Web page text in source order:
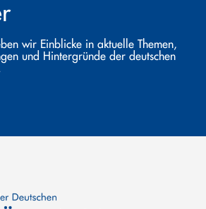
wir Einblicke in aktuelle Themen,
und Hintergründe der deutschen